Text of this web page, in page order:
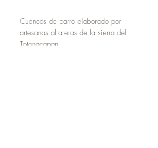
Cuencos de barro elaborado por
artesanas alfareras de la sierra del
Totonacapan.